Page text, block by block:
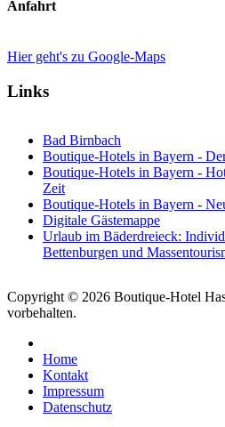
Anfahrt
Hier geht's zu Google-Maps
Links
Bad Birnbach
Boutique-Hotels in Bayern -
Boutique-Hotels in Bayern -
Zeit
Boutique-Hotels in Bayern -
Digitale Gästemappe
Urlaub im Bäderdreieck:
Bettenburgen und
Copyright © 2026 Boutique-Hotel
vorbehalten.
Home
Kontakt
Impressum
Datenschutz